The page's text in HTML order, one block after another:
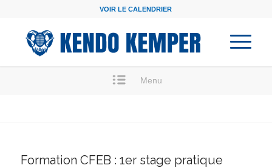
VOIR LE CALENDRIER
Menu
Formation CFEB : 1er stage pratique